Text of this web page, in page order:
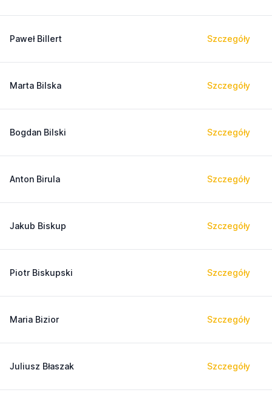
Paweł Billert Szczegóły
Marta Bilska Szczegóły
Bogdan Bilski Szczegóły
Anton Birula Szczegóły
Jakub Biskup Szczegóły
Piotr Biskupski Szczegóły
Maria Bizior Szczegóły
Juliusz Błaszak Szczegóły